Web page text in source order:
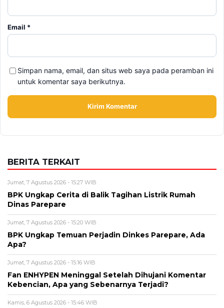
BERITA TERKAIT
BPK Ungkap Cerita di Balik Tagihan Listrik Rumah
Apa?
Jumat, 7 Agustus 2026 - 15:16 WIB
Fan ENHYPEN Meninggal Setelah Dihujani Komentar
Kebencian, Apa yang Sebenarnya Terjadi?
Kamis, 6 Agustus 2026 - 15:46 WIB
Kecelakaan Bus ALS Tewaskan Belasan Penumpang,
Polisi Tetapkan Dua Tersangka
Kamis, 6 Agustus 2026 - 15:25 WIB
Sarwendah Disebut Setia Dampingi Ruben Onsu Saat
Kondisi Kritis, Ini Kabar Terbarunya